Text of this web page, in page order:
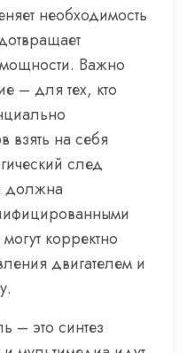
необходимость
Важно
– для тех, кто
взять на себя
след
должна
корректно
двигателем и
– это синтез